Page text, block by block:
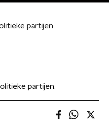
partijen
partijen.